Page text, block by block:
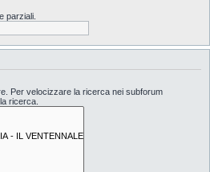
parziali.
Per velocizzare la ricerca nei subforum
ricerca.